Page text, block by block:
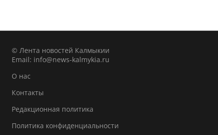
© Лента новостей Калмыкии
Email: info@news-kalmykia.ru
О нас
Контакты
Редакционная политика
Политика конфиденциальности